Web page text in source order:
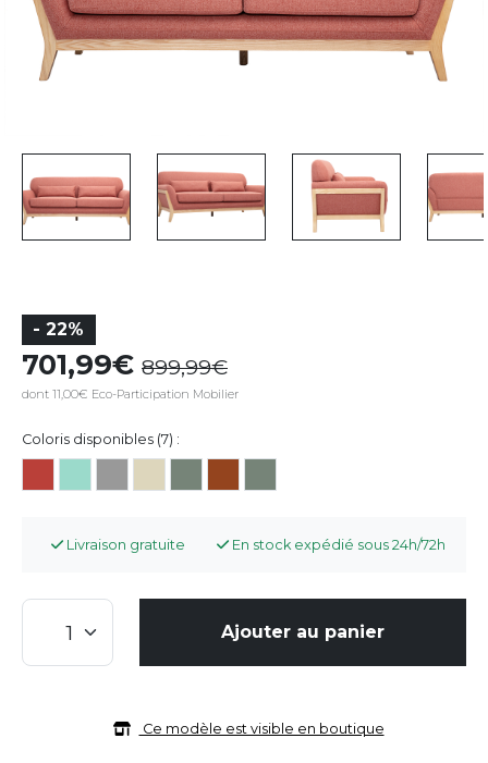
- 22%
701,99 899,99
dont 11,00€ Eco-Participation Mobilier
Coloris disponibles (7) :
Livraison gratuite En stock expédié sous 24h/72h
Ajouter au panier
Ce modèle est visible en boutique